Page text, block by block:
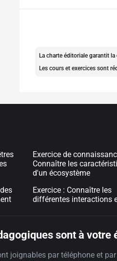
La charte éditoriale garantit
Les cours et exercices sont
Exercice de
Connaître les
d'un écosystème
Exercice : Connaître les
différentes interactions
sont à votre
joignables par téléphone et